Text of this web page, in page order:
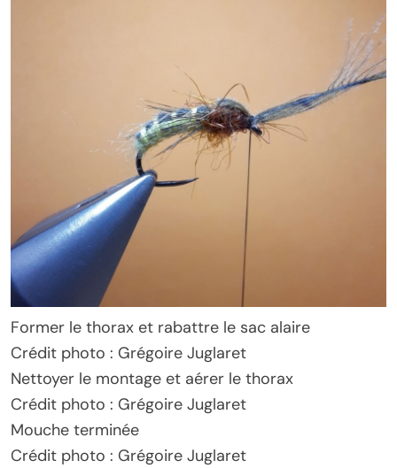
Former le thorax et rabattre le sac alaire
Crédit photo : Grégoire Juglaret
Nettoyer le montage et aérer le thorax
Crédit photo : Grégoire Juglaret
Mouche terminée
Crédit photo : Grégoire Juglaret